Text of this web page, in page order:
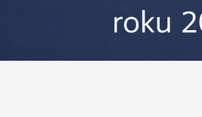
100 Kč slevu